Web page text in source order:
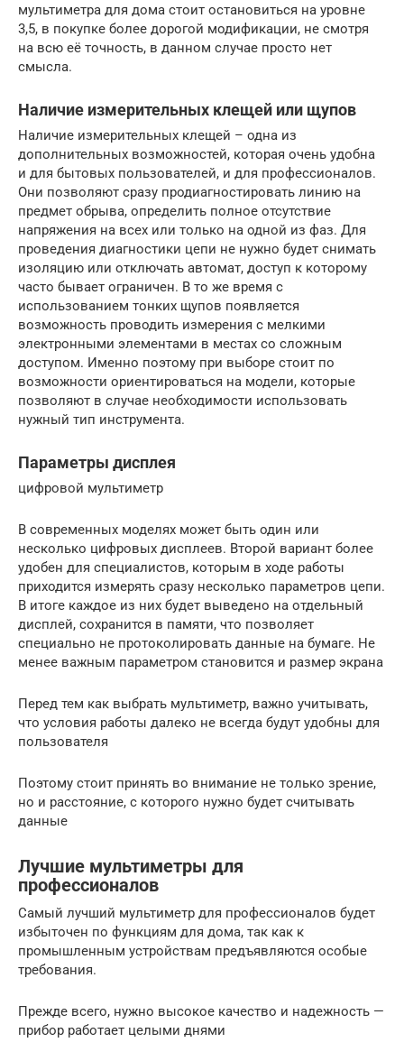
мультиметра для дома стоит остановиться на уровне
3,5, в покупке более дорогой модификации, не смотря
на всю её точность, в данном случае просто нет
смысла.
Наличие измерительных клещей или щупов
Наличие измерительных клещей – одна из
дополнительных возможностей, которая очень удобна
и для бытовых пользователей, и для профессионалов.
Они позволяют сразу продиагностировать линию на
предмет обрыва, определить полное отсутствие
напряжения на всех или только на одной из фаз. Для
проведения диагностики цепи не нужно будет снимать
изоляцию или отключать автомат, доступ к которому
часто бывает ограничен. В то же время с
использованием тонких щупов появляется
возможность проводить измерения с мелкими
электронными элементами в местах со сложным
доступом. Именно поэтому при выборе стоит по
возможности ориентироваться на модели, которые
позволяют в случае необходимости использовать
нужный тип инструмента.
Параметры дисплея
цифровой мультиметр
В современных моделях может быть один или
несколько цифровых дисплеев. Второй вариант более
удобен для специалистов, которым в ходе работы
приходится измерять сразу несколько параметров цепи.
В итоге каждое из них будет выведено на отдельный
дисплей, сохранится в памяти, что позволяет
специально не протоколировать данные на бумаге. Не
менее важным параметром становится и размер экрана
Перед тем как выбрать мультиметр, важно учитывать,
что условия работы далеко не всегда будут удобны для
пользователя
Поэтому стоит принять во внимание не только зрение,
но и расстояние, с которого нужно будет считывать
данные
Лучшие мультиметры для
профессионалов
Самый лучший мультиметр для профессионалов будет
избыточен по функциям для дома, так как к
промышленным устройствам предъявляются особые
требования.
Прежде всего, нужно высокое качество и надежность —
прибор работает целыми днями